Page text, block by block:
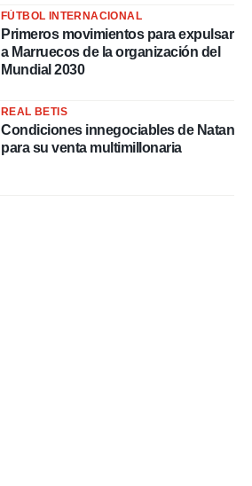
FÚTBOL INTERNACIONAL
Primeros movimientos para expulsar
a Marruecos de la organización del
Mundial 2030
REAL BETIS
Condiciones innegociables de Natan
para su venta multimillonaria